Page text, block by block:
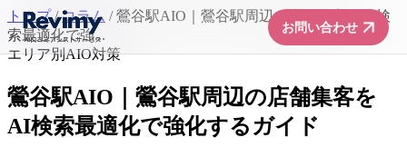
お問い合わせarrow_forward
トップ / コラム / 鶯谷駅AIO｜鶯谷駅周辺の店舗集客をAI検
索最適化で強...
エリア別AIO対策
鶯谷駅AIO｜鶯谷駅周辺の店舗集客を
AI検索最適化で強化するガイド